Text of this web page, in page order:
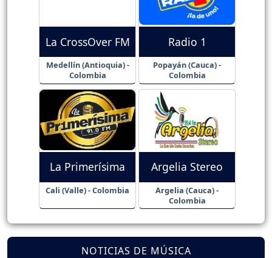
La CrossOver FM
Medellín (Antioquia) -
Colombia
Radio 1
Popayán (Cauca) -
Colombia
La Primerísima
Cali (Valle) - Colombia
Argelia Stereo
Argelia (Cauca) -
Colombia
NOTICIAS DE MÚSICA